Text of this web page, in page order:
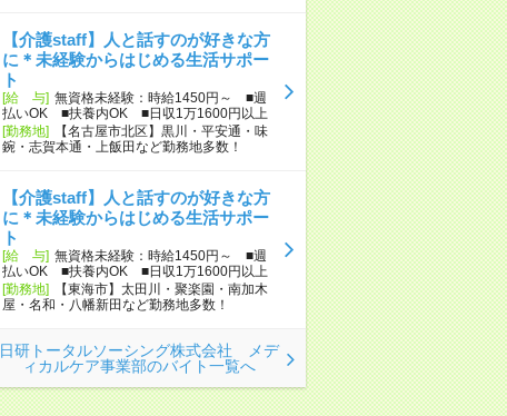
【介護staff】人と話すのが好きな方
に＊未経験からはじめる生活サポー
ト
[給 与] 無資格未経験：時給1450円～ ■週
払いOK ■扶養内OK ■日収1万1600円以上
[勤務地]
【名古屋市北区】黒川・平安通・味
鋺・志賀本通・上飯田など勤務地多数！
【介護staff】人と話すのが好きな方
に＊未経験からはじめる生活サポー
ト
[給 与] 無資格未経験：時給1450円～ ■週
払いOK ■扶養内OK ■日収1万1600円以上
[勤務地]
【東海市】太田川・聚楽園・南加木
屋・名和・八幡新田など勤務地多数！
日研トータルソーシング株式会社 メデ
ィカルケア事業部のバイト一覧へ